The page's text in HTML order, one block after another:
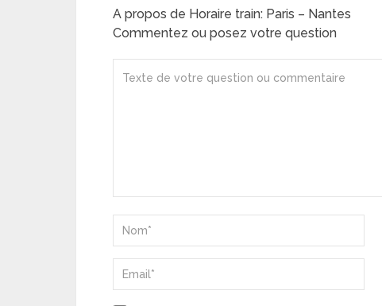
A propos de Horaire train: Paris – Nantes
Commentez ou posez votre question